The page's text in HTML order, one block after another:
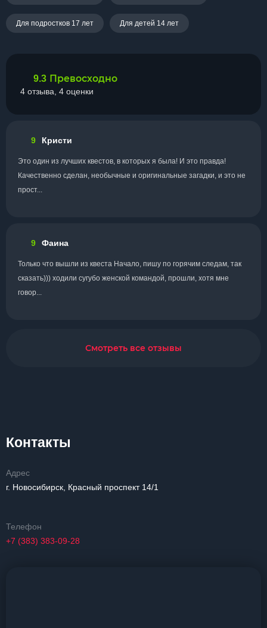
Для подростков 17 лет Для детей 14 лет
9.3 Превосходно
4 отзыва, 4 оценки
9 Кристи
Это один из лучших квестов, в которых я была! И это правда!
Качественно сделан, необычные и оригинальные загадки, и это не
прост...
9 Фаина
Только что вышли из квеста Начало, пишу по горячим следам, так
сказать))) ходили сугубо женской командой, прошли, хотя мне
говор...
Смотреть все отзывы
Контакты
Адрес
г. Новосибирск, Красный проспект 14/1
Телефон
+7 (383) 383-09-28